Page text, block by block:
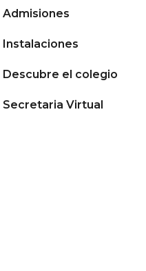
Admisiones
Instalaciones
Descubre el colegio
Secretaria Virtual